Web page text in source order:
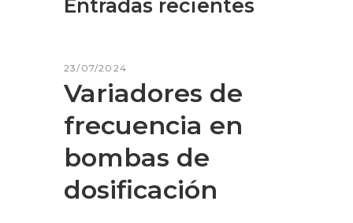
Entradas recientes
23/07/2024
Variadores de
frecuencia en
bombas de
dosificación